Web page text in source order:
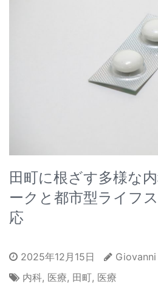
田町に根ざす多様な
ークと都市型ライフ
応
2025年12月15日
Giovanni
内科, 医療, 田町, 医療